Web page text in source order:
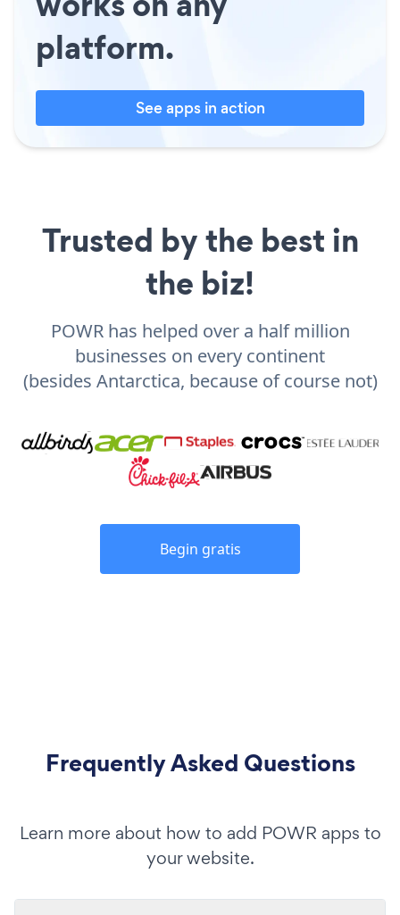
platform.
See apps in action
Trusted by the best in
the biz!
POWR has helped over a half million
businesses on every continent
(besides Antarctica, because of course not)
Begin gratis
Frequently Asked Questions
Learn more about how to add POWR apps to
your website.